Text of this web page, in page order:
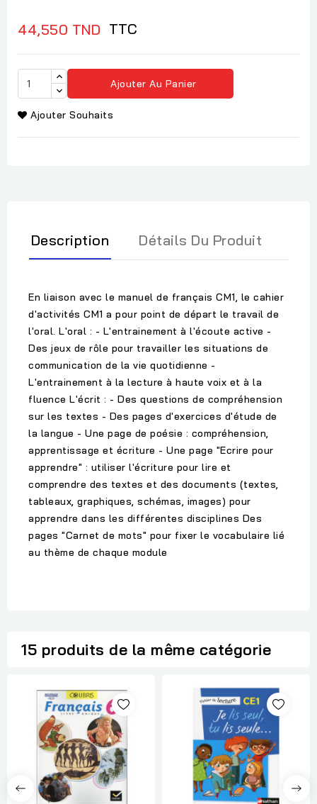
44,550 TND TTC
Ajouter Au Panier
Ajouter Souhaits
Description Détails Du Produit
En liaison avec le manuel de français CM1, le cahier
d'activités CM1 a pour point de départ le travail de
l'oral. L'oral : - L'entrainement à l'écoute active -
Des jeux de rôle pour travailler les situations de
communication de la vie quotidienne -
L'entrainement à la lecture à haute voix et à la
fluence L'écrit : - Des questions de compréhension
sur les textes - Des pages d'exercices d'étude de
la langue - Une page de poésie : compréhension,
apprentissage et écriture - Une page "Ecrire pour
apprendre" : utiliser l'écriture pour lire et
comprendre des textes et des documents (textes,
tableaux, graphiques, schémas, images) pour
apprendre dans les différentes disciplines Des
pages "Carnet de mots" pour fixer le vocabulaire lié
au thème de chaque module
15 produits de la même catégorie